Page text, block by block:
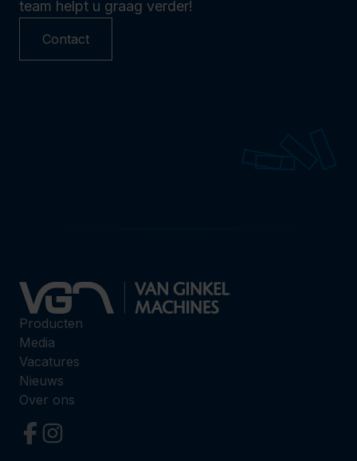
team helpt u graag verder!
Contact
Producten
Media
Vacatures
Nieuws
Over ons